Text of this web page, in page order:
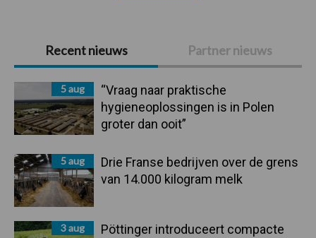
Primaire
Sidebar
Recent nieuws Partner nieuws
5 aug
“Vraag naar praktische
hygieneoplossingen is in Polen
groter dan ooit”
5 aug
Drie Franse bedrijven over de grens
van 14.000 kilogram melk
3 aug
Pöttinger introduceert compacte